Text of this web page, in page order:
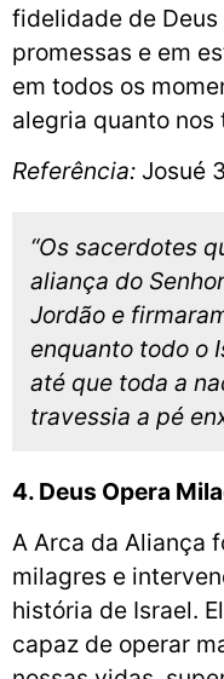
fidelidade de
promessas e em
em todos os
alegria quanto
Referência: Josué
“Os sacerdotes
aliança do
Jordão e
enquanto todo o
até que toda a
travessia a pé
4. Deus Opera
A Arca da Aliança
milagres e
história de Israel.
capaz de operar